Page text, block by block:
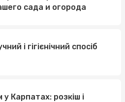
сада и огорода
і гігієнічний спосіб
у Карпатах: розкіш і